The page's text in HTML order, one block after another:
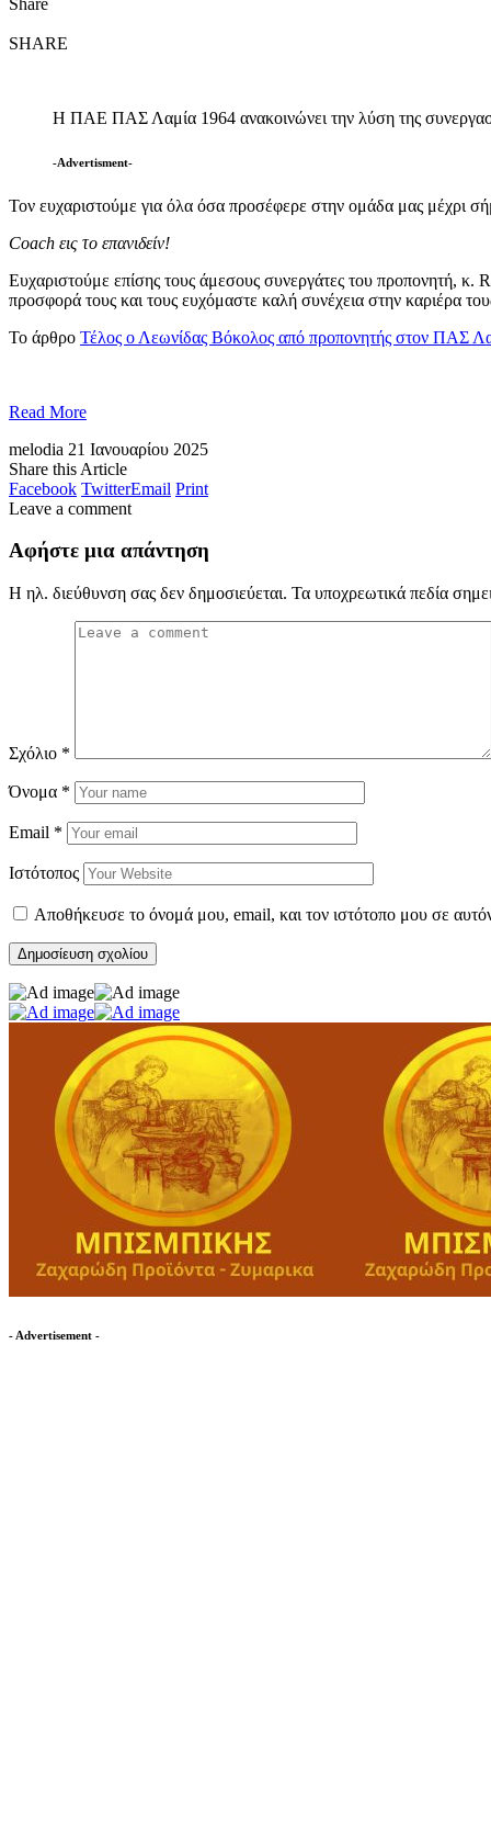
SHARE
Η ΠΑΕ ΠΑΣ Λαμία 1964 ανακοινώνει την λύση της
-Advertisment-
Τον ευχαριστούμε για όλα όσα προσέφερε στην ομάδα μας μέχρι
Coach εις το επανιδείν!
Ευχαριστούμε επίσης τους άμεσους συνεργάτες του προπονητή,
προσφορά τους και τους ευχόμαστε καλή συνέχεια στην καριέρα
Το άρθρο Τέλος ο Λεωνίδας Βόκολος από προπονητής στον ΠΑΣ
Read More
melodia 21 Ιανουαρίου 2025
Share this Article
Facebook TwitterEmail Print
Leave a comment
Αφήστε μια απάντηση
Η ηλ. διεύθυνση σας δεν δημοσιεύεται. Τα υποχρεωτικά πεδία
Σχόλιο *
Όνομα *
Email *
Ιστότοπος
Αποθήκευσε το όνομά μου, email, και τον ιστότοπο μου σε
- Advertisement -